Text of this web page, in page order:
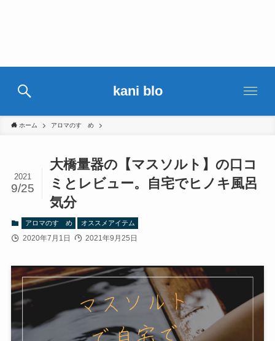
kani blo
ホーム アロマのすゝめ
大橋量器の【マスソルト】の口コ
ミとレビュー。自宅でヒノキ風呂
気分
2021
9/25
アロマのすゝめ オススメアイテム
2020年7月1日 2021年9月25日